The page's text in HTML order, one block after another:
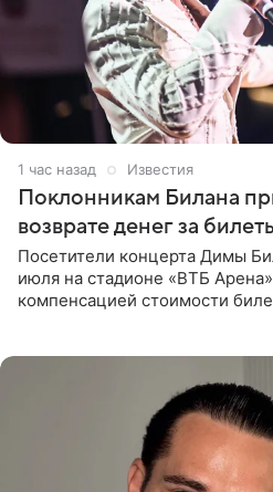
1 час назад Известия
Поклонникам Билана
возврате денег за
Посетители концерта Димы
июля на стадионе «ВТБ
компенсацией стоимости